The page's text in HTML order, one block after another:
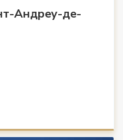
Андреу-де-